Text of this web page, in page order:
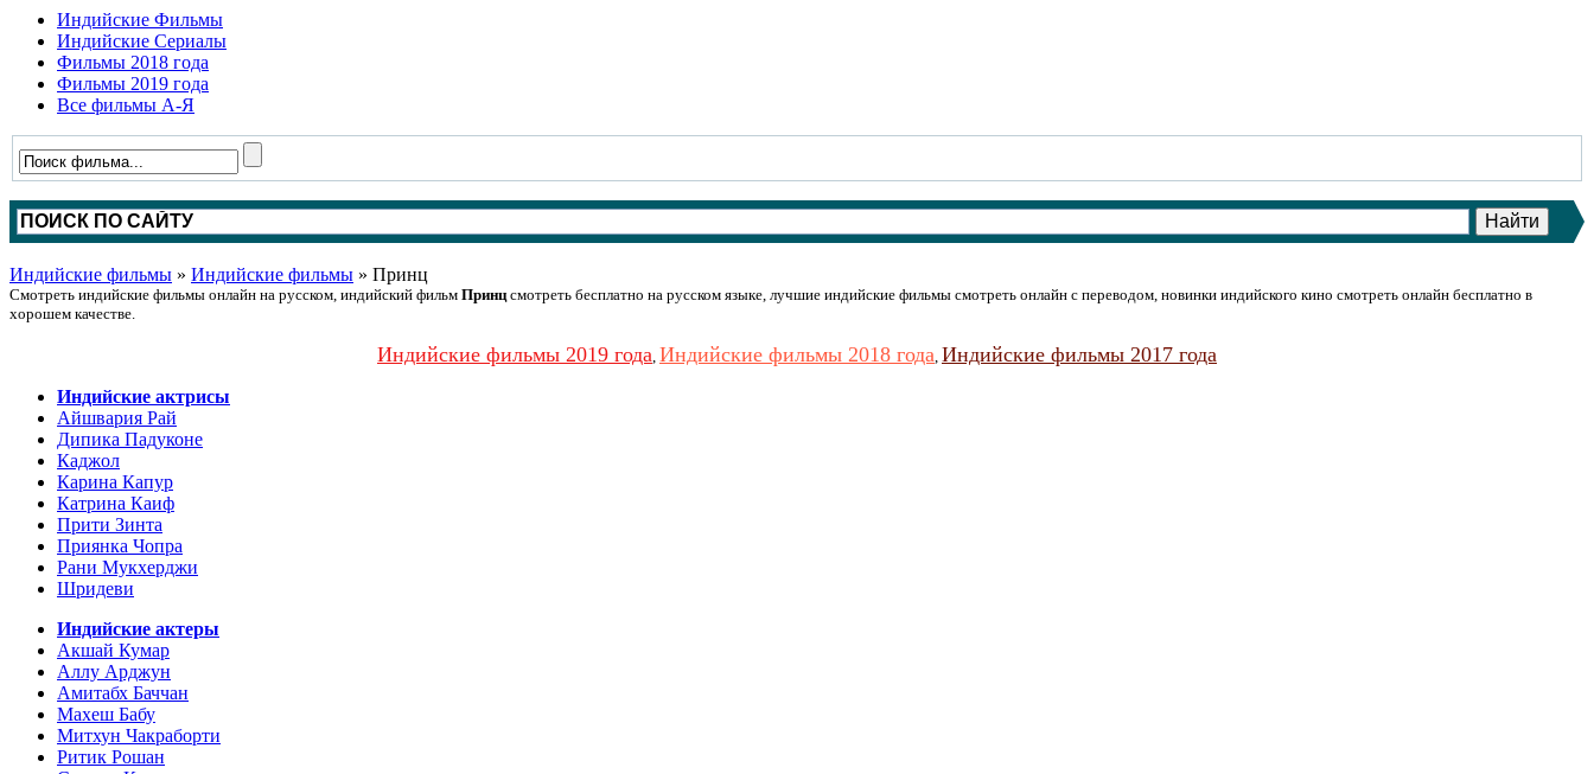
Индийские Фильмы
Индийские Сериалы
Фильмы 2018 года
Фильмы 2019 года
Все фильмы А-Я
Индийские фильмы » Индийские фильмы » Принц
Смотреть индийские фильмы онлайн на русском, индийский фильм Принцсмотреть бесплатно на русском языке, лучшие индийские фильмы смотреть онлайн с переводом, новинки индийского кино смотреть онлайн бесплатно в
хорошем качестве.
Индийские фильмы 2019 года, Индийские фильмы 2018 года, Индийские фильмы 2017 года
Индийские актрисы
Айшвария Рай
Дипика Падуконе
Каджол
Карина Капур
Катрина Каиф
Прити Зинта
Приянка Чопра
Рани Мукхерджи
Шридеви
Индийские актеры
Акшай Кумар
Аллу Арджун
Амитабх Баччан
Махеш Бабу
Митхун Чакраборти
Ритик Рошан